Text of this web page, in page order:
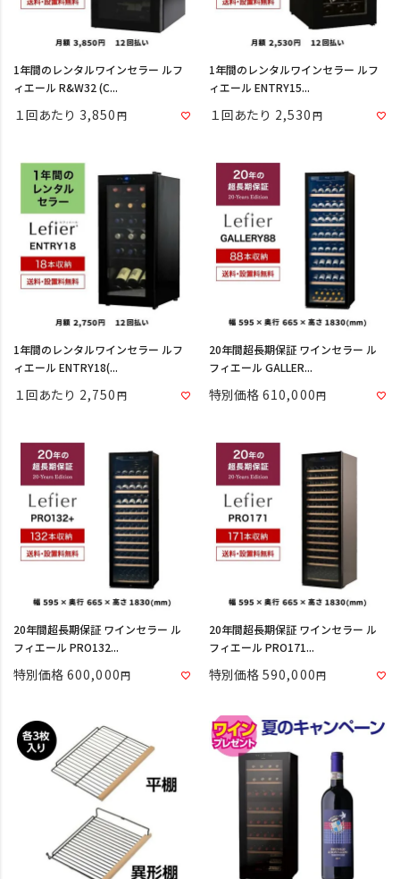
1年間のレンタルワインセラー ルフ
ィエール R&W32 (C...
１回あたり 3,850
1年間のレンタルワインセラー ルフ
ィエール ENTRY15...
１回あたり 2,530
1年間のレンタルワインセラー ルフ
ィエール ENTRY18(...
１回あたり 2,750
20年間超長期保証 ワインセラー ル
フィエール GALLER...
特別価格 610,000
20年間超長期保証 ワインセラー ル
フィエール PRO132...
特別価格 600,000
20年間超長期保証 ワインセラー ル
フィエール PRO171...
特別価格 590,000